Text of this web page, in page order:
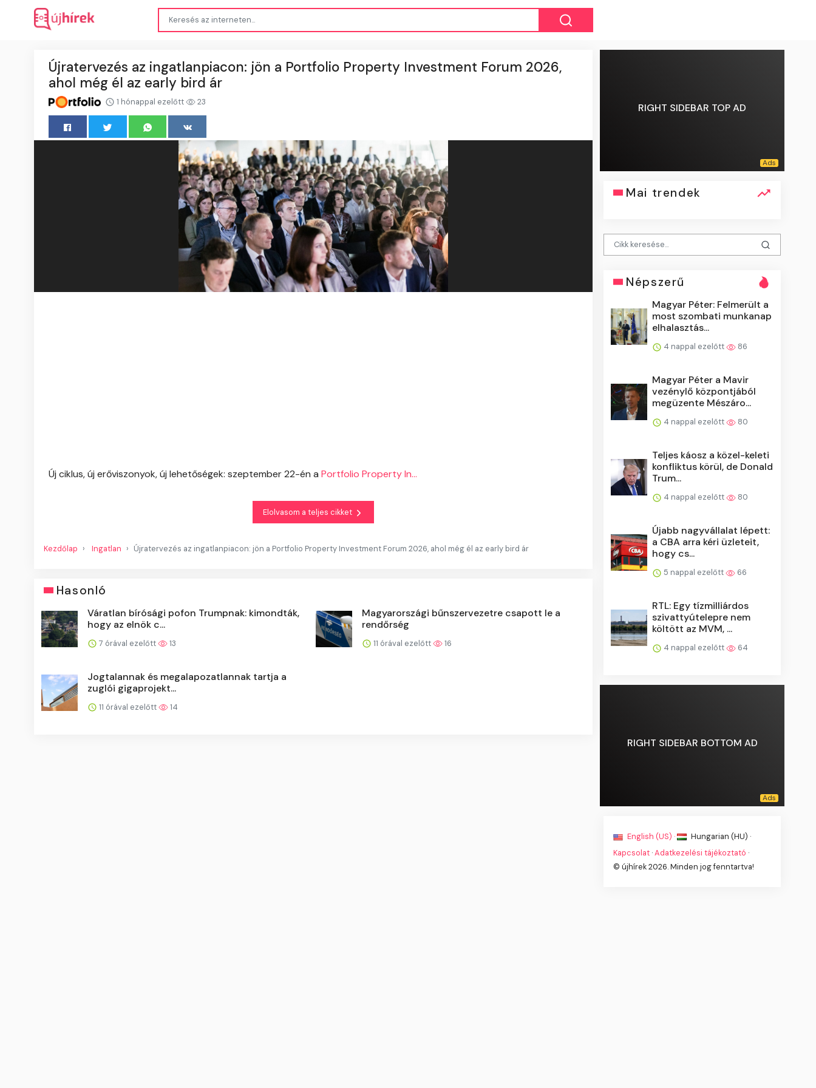
Újratervezés az ingatlanpiacon: jön a Portfolio Property Investment Forum 2026,
ahol még él az early bird ár
1 hónappal ezelőtt 23
Új ciklus, új erőviszonyok, új lehetőségek: szeptember 22-én a Portfolio Property In...
Elolvasom a teljes cikket
Kezdőlap Ingatlan Újratervezés az ingatlanpiacon: jön a Portfolio Property Investment Forum 2026, ahol még él az early bird ár
Hasonló
Váratlan bírósági pofon Trumpnak: kimondták,
hogy az elnök c...
7 órával ezelőtt 13
Magyarországi bűnszervezetre csapott le a
rendőrség
11 órával ezelőtt 16
Jogtalannak és megalapozatlannak tartja a
zuglói gigaprojekt...
11 órával ezelőtt 14
RIGHT SIDEBAR TOP AD
Mai trendek
Népszerű
Magyar Péter: Felmerült a
most szombati munkanap
elhalasztás...
4 nappal ezelőtt 86
Magyar Péter a Mavir
vezénylő központjából
megüzente Mészáro...
4 nappal ezelőtt 80
Teljes káosz a közel-keleti
konfliktus körül, de Donald
Trum...
4 nappal ezelőtt 80
Újabb nagyvállalat lépett:
a CBA arra kéri üzleteit,
hogy cs...
5 nappal ezelőtt 66
RTL: Egy tízmilliárdos
szivattyútelepre nem
költött az MVM, ...
4 nappal ezelőtt 64
RIGHT SIDEBAR BOTTOM AD
English (US) ·
Hungarian (HU) ·
Kapcsolat ·Adatkezelési tájékoztató ·
© újhírek 2026. Minden jog fenntartva!